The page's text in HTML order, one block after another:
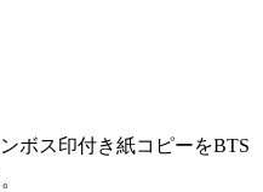
ボス印付き紙コピーをBTS